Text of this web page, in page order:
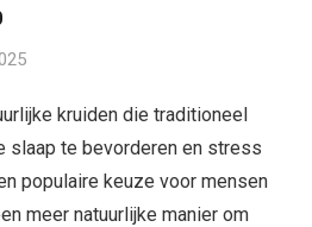
kruiden die traditioneel
slaap te bevorderen en stress
populaire keuze voor mensen
meer natuurlijke manier om